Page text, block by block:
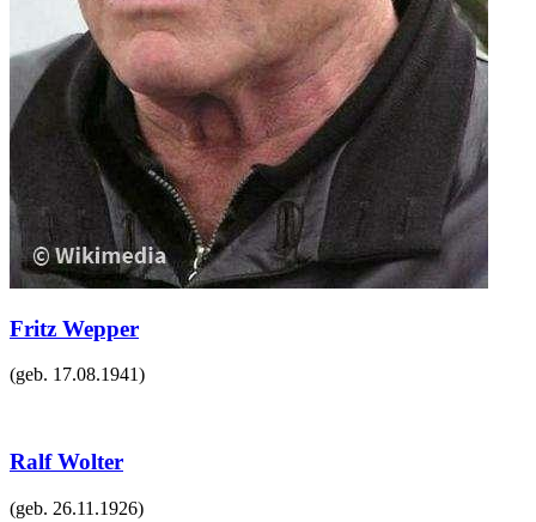
Fritz Wepper
(geb. 17.08.1941)
Ralf Wolter
(geb. 26.11.1926)